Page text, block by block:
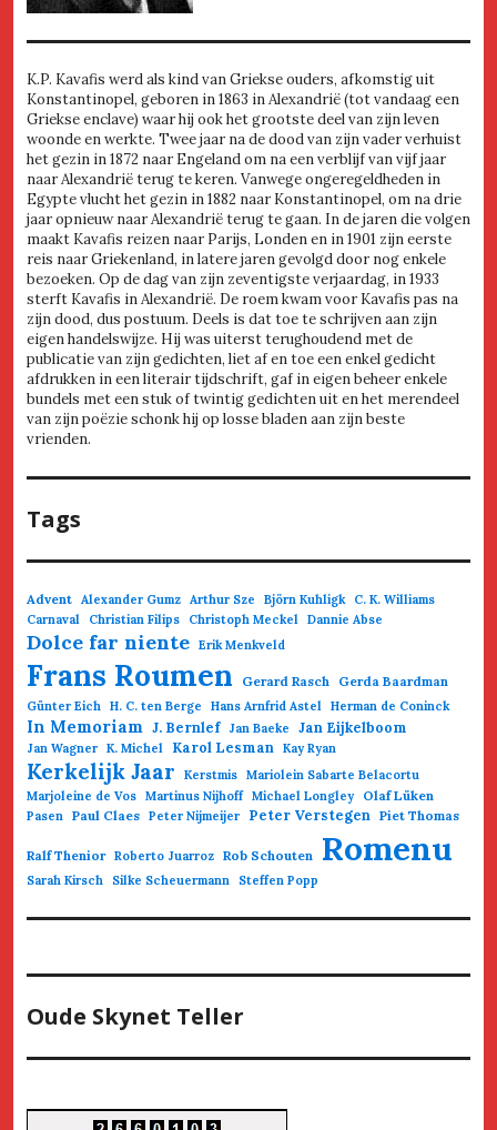
K.P. Kavafis werd als kind van Griekse ouders, afkomstig uit
Konstantinopel, geboren in 1863 in Alexandrië (tot vandaag een
Griekse enclave) waar hij ook het grootste deel van zijn leven
woonde en werkte. Twee jaar na de dood van zijn vader verhuist
het gezin in 1872 naar Engeland om na een verblijf van vijf jaar
naar Alexandrië terug te keren. Vanwege ongeregeldheden in
Egypte vlucht het gezin in 1882 naar Konstantinopel, om na drie
jaar opnieuw naar Alexandrië terug te gaan. In de jaren die volgen
maakt Kavafis reizen naar Parijs, Londen en in 1901 zijn eerste
reis naar Griekenland, in latere jaren gevolgd door nog enkele
bezoeken. Op de dag van zijn zeventigste verjaardag, in 1933
sterft Kavafis in Alexandrië. De roem kwam voor Kavafis pas na
zijn dood, dus postuum. Deels is dat toe te schrijven aan zijn
eigen handelswijze. Hij was uiterst terughoudend met de
publicatie van zijn gedichten, liet af en toe een enkel gedicht
afdrukken in een literair tijdschrift, gaf in eigen beheer enkele
bundels met een stuk of twintig gedichten uit en het merendeel
van zijn poëzie schonk hij op losse bladen aan zijn beste
vrienden.
Tags
Advent Alexander Gumz Arthur Sze Björn Kuhligk
C. K. Williams
Carnaval
Christian Filips Christoph Meckel Dannie Abse
Dolce far niente Erik Menkveld
Frans Roumen Gerard Rasch Gerda Baardman
Günter Eich H. C. ten Berge Hans Arnfrid Astel Herman de Coninck
In Memoriam J. Bernlef Jan Baeke Jan Eijkelboom
Jan Wagner K. Michel Karol Lesman Kay Ryan
Kerkelijk Jaar Kerstmis Mariolein Sabarte Belacortu
Marjoleine de Vos Martinus Nijhoff Michael Longley Olaf Lüken
Pasen Paul Claes Peter Nijmeijer Peter Verstegen Piet Thomas
Ralf Thenior Roberto Juarroz Rob Schouten Romenu
Sarah Kirsch Silke Scheuermann Steffen Popp
Oude Skynet Teller